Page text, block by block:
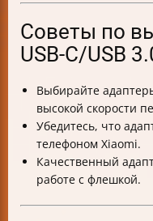
Советы по
USB-C/USB
Выбирайте
высокой скорости
Убедитесь, что
телефоном Xiaomi.
Качественный
работе с флешкой.